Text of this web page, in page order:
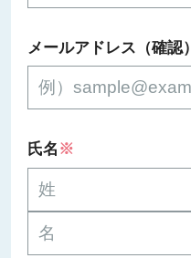
メールアドレス（確認）
氏名 ※